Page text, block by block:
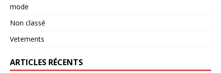
mode
Non classé
Vetements
ARTICLES RÉCENTS